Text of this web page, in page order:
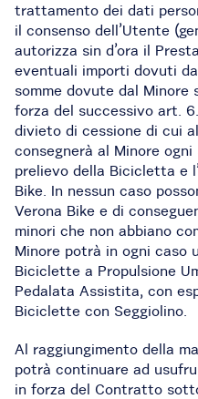
trattamento dei dati
il consenso dell’Utente
autorizza sin d’ora il
eventuali importi dovuti
somme dovute dal
forza del successivo art.
divieto di cessione di cui
consegnerà al Minore
prelievo della Bicicletta e
Bike. In nessun caso
Verona Bike e di
minori che non abbiano
Minore potrà in ogni caso
Biciclette a Propulsione
Pedalata Assistita, con
Biciclette con Seggiolino.
Al raggiungimento della
potrà continuare ad
in forza del Contratto